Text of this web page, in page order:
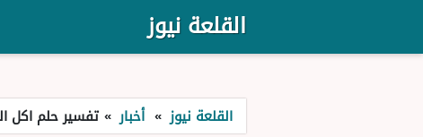
القلعة نيوز
القلعة نيوز » أخبار » تفسير حلم اكل